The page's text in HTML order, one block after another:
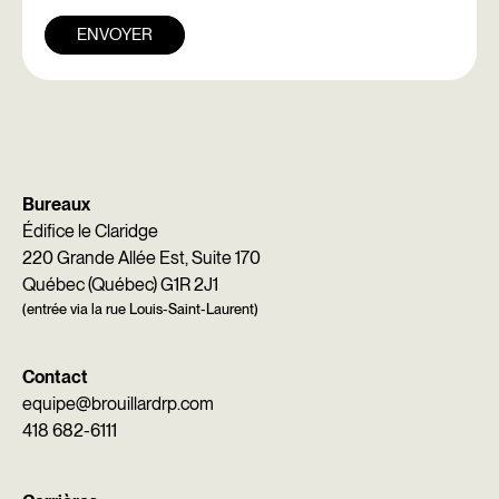
ENVOYER
Bureaux
Édifice le Claridge
220 Grande Allée Est, Suite 170
Québec (Québec) G1R 2J1
(entrée via la rue Louis-Saint-Laurent)
Contact
equipe@brouillardrp.com
418 682-6111